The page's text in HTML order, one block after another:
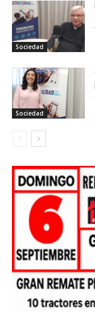
Sociedad
Sociedad